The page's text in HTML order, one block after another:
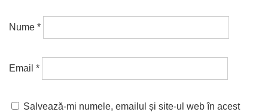
Nume *
Email *
Salvează-mi numele, emailul și site-ul web în acest